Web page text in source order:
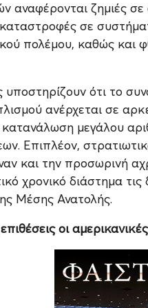
αναφέρονται ζημιές
σε
πολέμου, καθώς και
υποστηρίζουν ότι το
ανέρχεται σε
μεγάλου
Επιπλέον,
και την προσωρινή
χρονικό διάστημα
Μέσης Ανατολής.
οι